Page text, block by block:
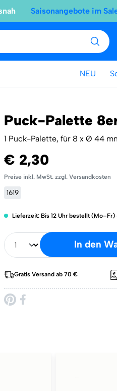
Saisonangebote im
NEU
Puck-Palette
1 Puck-Palette, für 8 x Ø 44
€ 2,30
Preise inkl. MwSt. zzgl. Versandkosten
1619
Lieferzeit: Bis 12 Uhr bestellt
In den
Gratis Versand ab 70 €